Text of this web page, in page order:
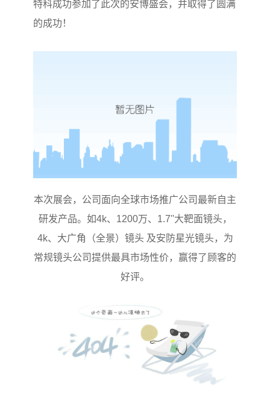
特科成功参加了此次的安博盛会，并取得了圆满
的成功！
本次展会，公司面向全球市场推广公司最新自主
研发产品。如4k、1200万、1.7''大靶面镜头，
4k、大广角（全景）镜头 及安防星光镜头，为
常规镜头公司提供最具市场性价，赢得了顾客的
好评。